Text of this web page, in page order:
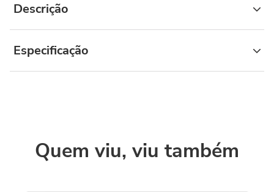
Descrição
Especificação
Quem viu, viu também